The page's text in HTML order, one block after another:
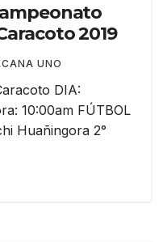
2019
UNO
DIA:
10:00am FÚTBOL
Huañingora 2°